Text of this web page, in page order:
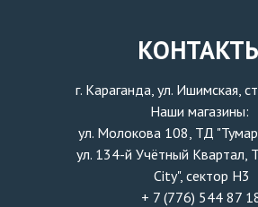
г. Караганда, ул. Ишимская,
Наши магазины:
ул. Молокова 108, ТД
ул. 134-й Учётный Квартал,
City", сектор H3
+ 7 (776) 544 87